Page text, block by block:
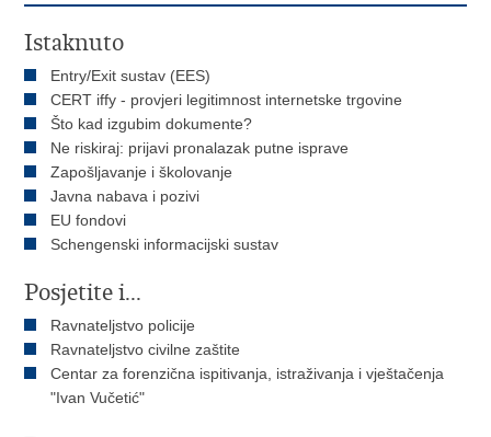
Istaknuto
Entry/Exit sustav (EES)
CERT iffy - provjeri legitimnost internetske trgovine
Što kad izgubim dokumente?
Ne riskiraj: prijavi pronalazak putne isprave
Zapošljavanje i školovanje
Javna nabava i pozivi
EU fondovi
Schengenski informacijski sustav
Posjetite i...
Ravnateljstvo policije
Ravnateljstvo civilne zaštite
Centar za forenzična ispitivanja, istraživanja i vještačenja
"Ivan Vučetić"